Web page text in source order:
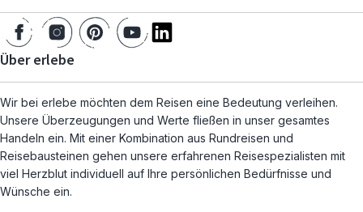
Über erlebe
Wir bei erlebe möchten dem Reisen eine Bedeutung verleihen.
Unsere Überzeugungen und Werte fließen in unser gesamtes
Handeln ein. Mit einer Kombination aus Rundreisen und
Reisebausteinen gehen unsere erfahrenen Reisespezialisten mit
viel Herzblut individuell auf Ihre persönlichen Bedürfnisse und
Wünsche ein.